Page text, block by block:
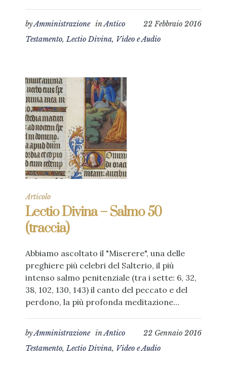
22 Febbraio 2016
byAmministrazione inAntico
Testamento,Lectio Divina, Video e Audio
Articolo
Lectio Divina – Salmo 50
(traccia)
Abbiamo ascoltato il "Miserere", una delle
preghiere più celebri del Salterio, il più
intenso salmo penitenziale (tra i sette: 6, 32,
38, 102, 130, 143) il canto del peccato e del
perdono, la più profonda meditazione...
22 Gennaio 2016
byAmministrazione inAntico
Testamento,Lectio Divina, Video e Audio